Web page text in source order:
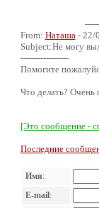
From: Наташа - 22/
Subject:Не могу
-----------------
Помогите
Что делать?
[Это сообщение -
Последние
Имя:
E-mail: